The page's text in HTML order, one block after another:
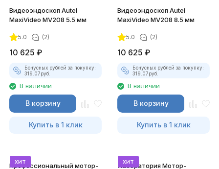
Видеоэндоскоп Autel
MaxiVideo MV208 5.5 мм
5.0 (2)
10 625 ₽
Бонусных рублей за покупку:
319.07руб.
В наличии
В корзину
Купить в 1 клик
Видеоэндоскоп Autel
MaxiVideo MV208 8.5 мм
5.0 (2)
10 625 ₽
Бонусных рублей за покупку:
319.07руб.
В наличии
В корзину
Купить в 1 клик
хит
Профессиональный мотор-
хит
Лаборатория Мотор-